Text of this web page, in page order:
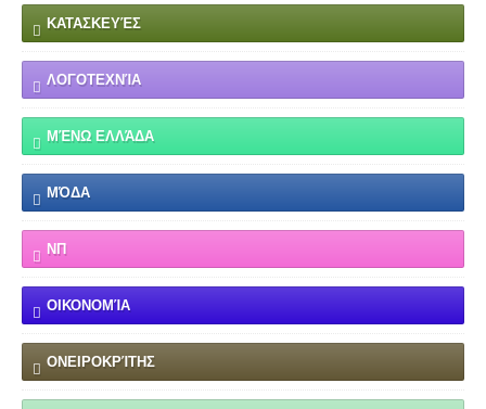
ΚΑΤΑΣΚΕΥΈΣ
ΛΟΓΟΤΕΧΝΊΑ
ΜΈΝΩ ΕΛΛΆΔΑ
ΜΌΔΑ
ΝΠ
ΟΙΚΟΝΟΜΊΑ
ΟΝΕΙΡΟΚΡΊΤΗΣ